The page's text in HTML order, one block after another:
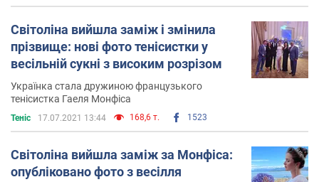
Світоліна вийшла заміж і змінила
прізвище: нові фото тенісистки у
весільній сукні з високим розрізом
Українка стала дружиною французького
тенісистка Гаеля Монфіса
Теніс 17.07.2021 13:44 168,6 т. 1523
Світоліна вийшла заміж за Монфіса:
опубліковано фото з весілля